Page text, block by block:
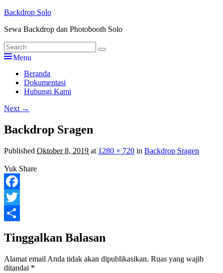
Skip
content
Backdrop Solo
Sewa Backdrop dan Photobooth Solo
Search
for:
Search
Menu
Primary
menu
Beranda
Dokumentasi
Hubungi Kami
Image
Next →
Backdrop Sragen
Published Oktober 8, 2019 at 1280 × 720 in Backdrop Sragen
Yuk Share
Facebook
Twitter
Tinggalkan Balasan
Alamat email Anda tidak akan dipublikasikan. Ruas yang wajib
ditandai *